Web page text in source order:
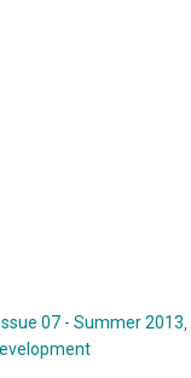
Issue 07 - Summer 2013